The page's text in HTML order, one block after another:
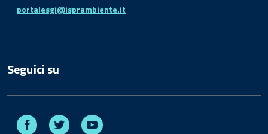
portalesgi@isprambiente.it
Seguici su
Facebook Twitter